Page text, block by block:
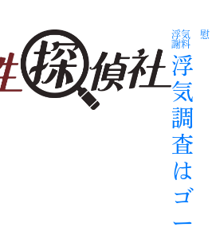
浮気 慰
謝料
浮
気
調
査
は
ゴ
ー